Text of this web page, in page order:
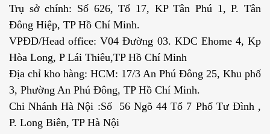
Trụ sở chính: Số 626, Tổ 17, KP Tân Phú 1, P. Tân
Đông Hiệp, TP Hồ Chí Minh.
VPĐD/Head office: V04 Đường 03. KDC Ehome 4, Kp
Hòa Long, P Lái Thiêu,TP Hồ Chí Minh
Địa chỉ kho hàng: HCM: 17/3 An Phú Đông 25, Khu phố
3, Phường An Phú Đông, TP Hồ Chí Minh.
Chi Nhánh Hà Nội :Số 56 Ngõ 44 Tổ 7 Phố Tư Đình ,
P. Long Biên, TP Hà Nội